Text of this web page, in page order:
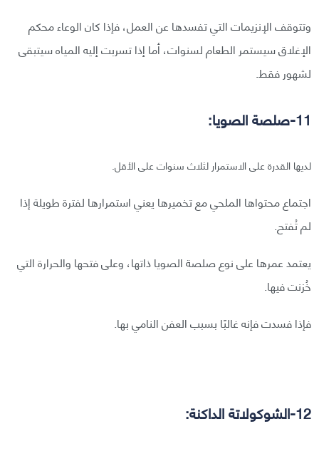
وتتوقف الإنزيمات التي تفسدها عن العمل، فإذا كان الوعاء محكم
الإغلاق سيستمر الطعام لسنوات، أما إذا تسربت إليه المياه سيتبقى
لشهور فقط.
11-صلصة الصويا:
لديها القدرة على الاستمرار لثلاث سنوات على الأقل.
اجتماع محتواها الملحي مع تخميرها يعني استمرارها لفترة طويلة إذا
لم تُفتح.
يعتمد عمرها على نوع صلصة الصويا ذاتها، وعلى فتحها والحرارة التي
خُزنت فيها.
فإذا فسدت فإنه غالبًا بسبب العفن النامي بها.
12-الشوكولاتة الداكنة: